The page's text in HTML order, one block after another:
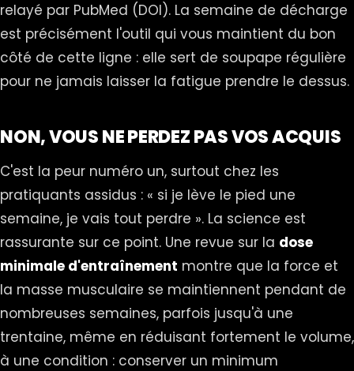
relayé par PubMed (DOI). La semaine de décharge
est précisément l'outil qui vous maintient du bon
côté de cette ligne : elle sert de soupape régulière
pour ne jamais laisser la fatigue prendre le dessus.
NON, VOUS NE PERDEZ PAS VOS ACQUIS
C'est la peur numéro un, surtout chez les
pratiquants assidus : « si je lève le pied une
semaine, je vais tout perdre ». La science est
rassurante sur ce point. Une revue sur la dose
minimale d'entraînement montre que la force et
la masse musculaire se maintiennent pendant de
nombreuses semaines, parfois jusqu'à une
trentaine, même en réduisant fortement le volume,
à une condition : conserver un minimum